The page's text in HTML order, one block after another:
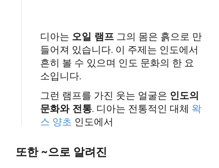
디아는 오일 램프 그의 몸은 흙으로 만
들어져 있습니다. 이 주제는 인도에서
흔히 볼 수 있으며 인도 문화의 한 요
소입니다.
그런 램프를 가진 웃는 얼굴은 인도의
문화와 전통. 디아는 전통적인 대체 왁
스 양초 인도에서
또한 ~으로 알려진